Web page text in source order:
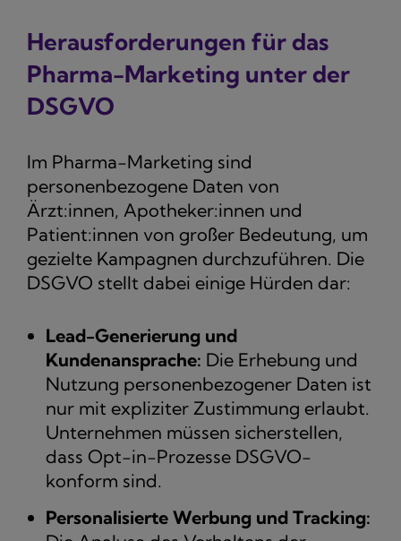
Herausforderungen für das
Pharma-Marketing unter der
DSGVO
Im Pharma-Marketing sind
personenbezogene Daten von
Ärzt:innen, Apotheker:innen und
Patient:innen von großer Bedeutung, um
gezielte Kampagnen durchzuführen. Die
DSGVO stellt dabei einige Hürden dar:
Lead-Generierung und
Kundenansprache: Die Erhebung und
Nutzung personenbezogener Daten ist
nur mit expliziter Zustimmung erlaubt.
Unternehmen müssen sicherstellen,
dass Opt-in-Prozesse DSGVO-
konform sind.
Personalisierte Werbung und Tracking: